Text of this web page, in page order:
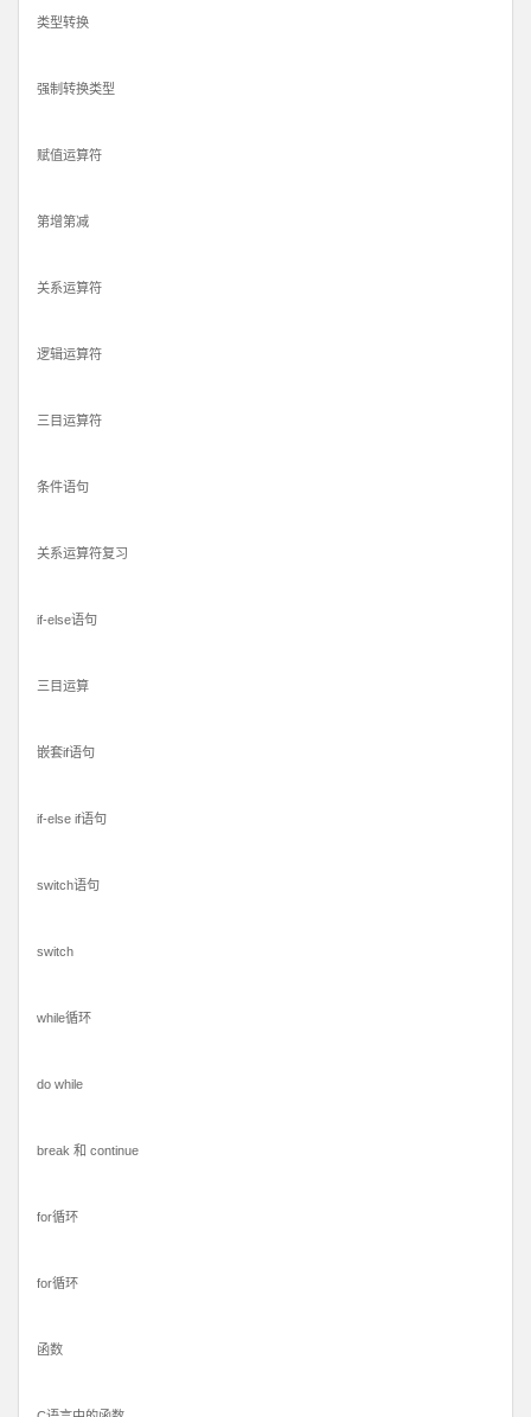
类型转换
强制转换类型
赋值运算符
第增第减
关系运算符
逻辑运算符
三目运算符
条件语句
关系运算符复习
if-else语句
三目运算
嵌套if语句
if-else if语句
switch语句
switch
while循环
do while
break 和 continue
for循环
for循环
函数